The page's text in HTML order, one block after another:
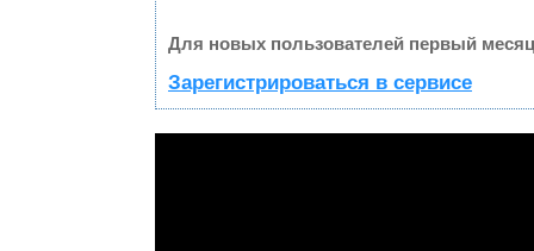
Для новых пользователей первый
Зарегистрироваться в сервисе